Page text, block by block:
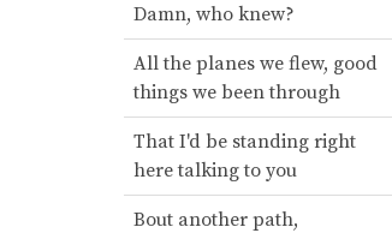
Damn, who knew?
All the planes we flew, good
things we been through
That I'd be standing right
here talking to you
Bout another path,